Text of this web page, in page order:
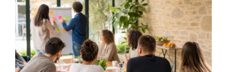
plein
air
pour
souder
votre